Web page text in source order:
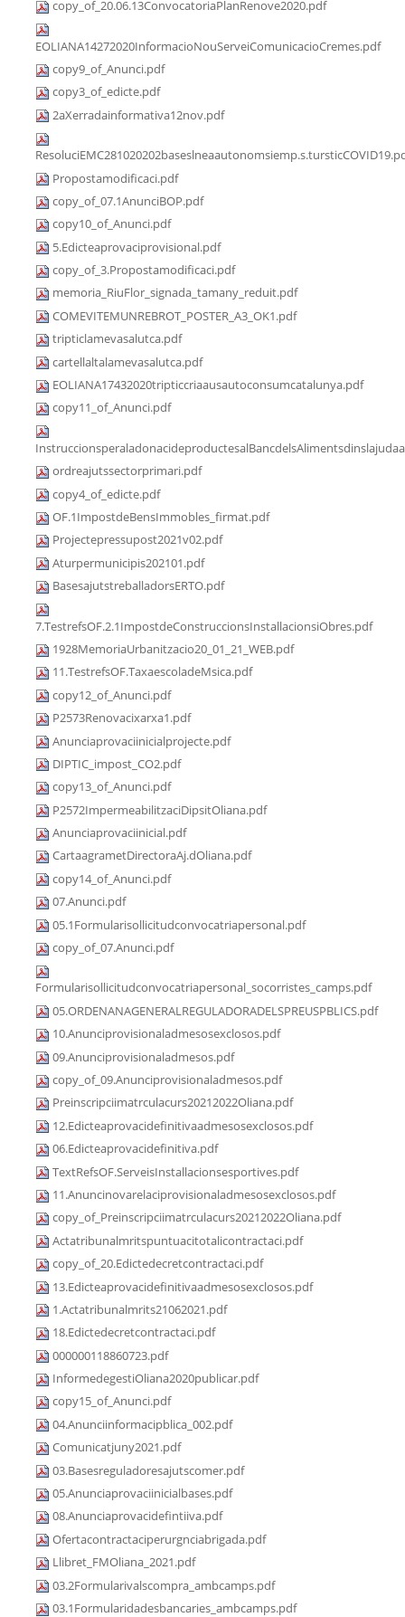
copy_of_20.06.13ConvocatoriaPlanRenove2020.pdf
EOLIANA14272020InformacioNouServeiComunicacioCremes.pdf
copy9_of_Anunci.pdf
copy3_of_edicte.pdf
2aXerradainformativa12nov.pdf
Propostamodificaci.pdf
copy_of_07.1AnunciBOP.pdf
copy10_of_Anunci.pdf
5.Edicteaprovaciprovisional.pdf
copy_of_3.Propostamodificaci.pdf
memoria_RiuFlor_signada_tamany_reduit.pdf
COMEVITEMUNREBROT_POSTER_A3_OK1.pdf
tripticlamevasalutca.pdf
cartellaltalamevasalutca.pdf
EOLIANA17432020tripticcriaausautoconsumcatalunya.pdf
copy11_of_Anunci.pdf
ordreajutssectorprimari.pdf
copy4_of_edicte.pdf
OF.1ImpostdeBensImmobles_firmat.pdf
Projectepressupost2021v02.pdf
Aturpermunicipis202101.pdf
BasesajutstreballadorsERTO.pdf
7.TestrefsOF.2.1ImpostdeConstruccionsInstallacionsiObres.pdf
1928MemoriaUrbanitzacio20_01_21_WEB.pdf
11.TestrefsOF.TaxaescoladeMsica.pdf
copy12_of_Anunci.pdf
P2573Renovacixarxa1.pdf
Anunciaprovaciinicialprojecte.pdf
DIPTIC_impost_CO2.pdf
copy13_of_Anunci.pdf
P2572ImpermeabilitzaciDipsitOliana.pdf
Anunciaprovaciinicial.pdf
CartaagrametDirectoraAj.dOliana.pdf
copy14_of_Anunci.pdf
07.Anunci.pdf
05.1Formularisollicitudconvocatriapersonal.pdf
copy_of_07.Anunci.pdf
Formularisollicitudconvocatriapersonal_socorristes_camps.pdf
05.ORDENANAGENERALREGULADORADELSPREUSPBLICS.pdf
10.Anunciprovisionaladmesosexclosos.pdf
09.Anunciprovisionaladmesos.pdf
copy_of_09.Anunciprovisionaladmesos.pdf
Preinscripciimatrculacurs20212022Oliana.pdf
12.Edicteaprovacidefinitivaadmesosexclosos.pdf
06.Edicteaprovacidefinitiva.pdf
TextRefsOF.ServeisInstallacionsesportives.pdf
11.Anuncinovarelaciprovisionaladmesosexclosos.pdf
copy_of_Preinscripciimatrculacurs20212022Oliana.pdf
Actatribunalmritspuntuacitotalicontractaci.pdf
copy_of_20.Edictedecretcontractaci.pdf
13.Edicteaprovacidefinitivaadmesosexclosos.pdf
1.Actatribunalmrits21062021.pdf
18.Edictedecretcontractaci.pdf
000000118860723.pdf
InformedegestiOliana2020publicar.pdf
copy15_of_Anunci.pdf
04.Anunciinformacipblica_002.pdf
Comunicatjuny2021.pdf
03.Basesreguladoresajutscomer.pdf
05.Anunciaprovaciinicialbases.pdf
08.Anunciaprovacidefintiiva.pdf
Ofertacontractaciperurgnciabrigada.pdf
Llibret_FMOliana_2021.pdf
03.2Formularivalscompra_ambcamps.pdf
03.1Formularidadesbancaries_ambcamps.pdf